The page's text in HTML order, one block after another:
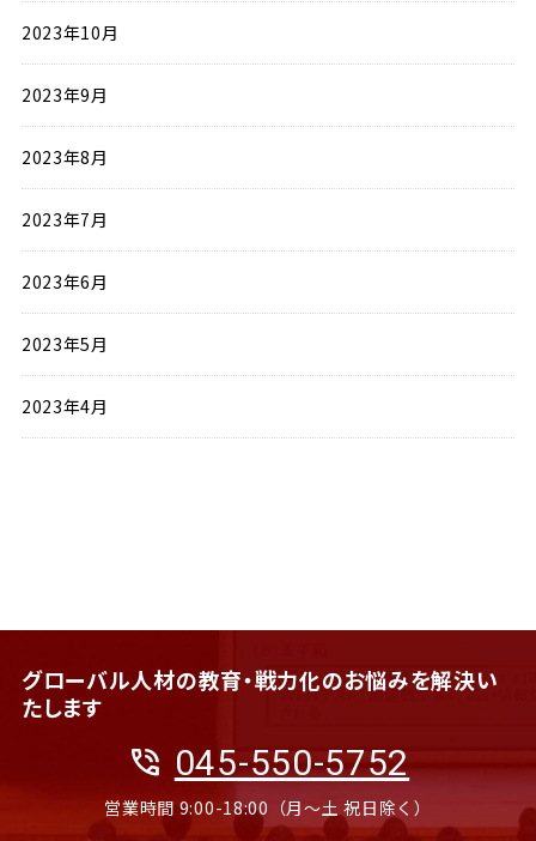
2023年10月
2023年9月
2023年8月
2023年7月
2023年6月
2023年5月
2023年4月
グローバル人材の教育・戦力化のお悩みを解決い
たします
phone_in_talk 045-550-5752
営業時間 9:00-18:00（月〜土 祝日除く）